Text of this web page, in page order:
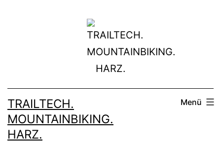
TRAILTECH.
MOUNTAINBIKING.
HARZ.
Menü